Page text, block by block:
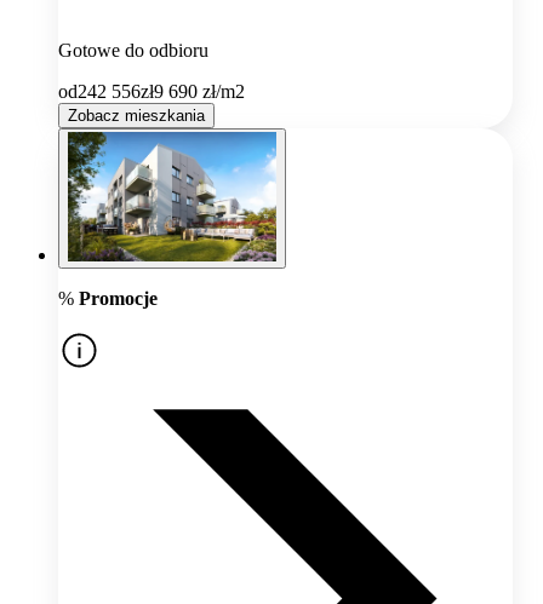
Gotowe do odbioru
od242 556zł9 690 zł/m2
Zobacz mieszkania
% Promocje